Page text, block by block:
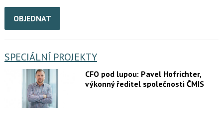
OBJEDNAT
SPECIÁLNÍ PROJEKTY
CFO pod lupou: Pavel Hofrichter,
výkonný ředitel společnosti ČMIS